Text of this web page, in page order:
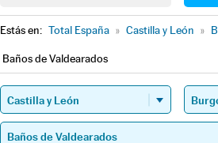
Estás en: Total España » Castilla y León »
Baños de Valdearados